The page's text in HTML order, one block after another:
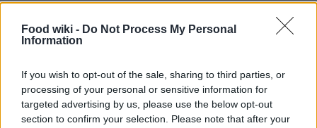
Food wiki - Do Not Process My Personal
Information
If you wish to opt-out of the sale, sharing to third parties, or
processing of your personal or sensitive information for
targeted advertising by us, please use the below opt-out
section to confirm your selection. Please note that after your